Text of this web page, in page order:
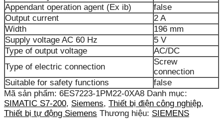
Appendant operation agent (Ex ib)
false
Output current
2 A
Width
196 mm
Supply voltage AC 60 Hz
5 V
Type of output voltage
AC/DC
Type of electric connection
Screw
connection
Suitable for safety functions
false
Mã sản phẩm: 6ES7223-1PM22-0XA8 Danh mục:
SIMATIC S7-200, Siemens, Thiết bị điện công nghiệp,
Thiết bị tự động Siemens Thương hiệu: SIEMENS